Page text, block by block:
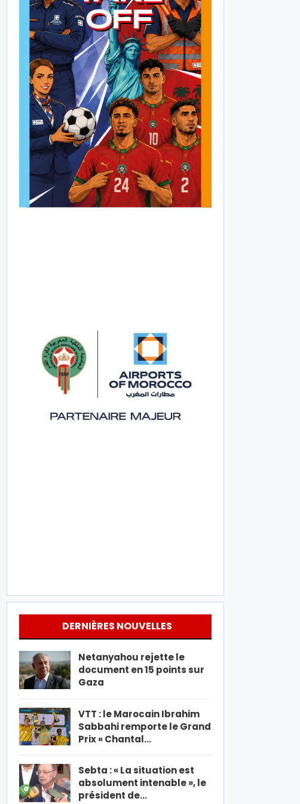
DERNIÈRES NOUVELLES
Netanyahou rejette le
document en 15 points sur
Gaza
VTT : le Marocain Ibrahim
Sabbahi remporte le Grand
Prix « Chantal…
Sebta : « La situation est
absolument intenable », le
président de…